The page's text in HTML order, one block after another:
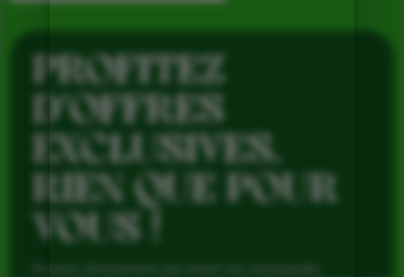
PROFITEZ
D’OFFRES
EXCLUSIVES,
RIEN QUE POUR
VOUS !